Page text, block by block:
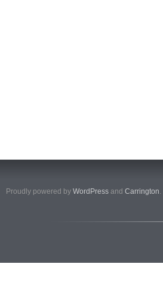
Proudly powered by WordPress and Carrington